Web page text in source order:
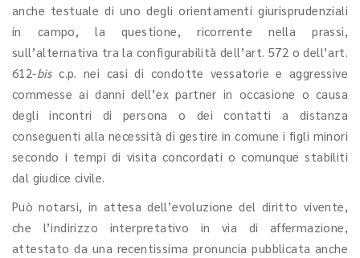
anche testuale di uno degli orientamenti giurisprudenziali
in campo, la questione, ricorrente nella prassi,
sull’alternativa tra la configurabilità dell’art. 572 o dell’art.
612-bisc.p. nei casi di condotte vessatorie e aggressive
commesse ai danni dell’ex partner in occasione o causa
degli incontri di persona o dei contatti a distanza
conseguenti alla necessità di gestire in comune i figli minori
secondo i tempi di visita concordati o comunque stabiliti
dal giudice civile.
Può notarsi, in attesa dell’evoluzione del diritto vivente,
che l’indirizzo interpretativo in via di affermazione,
attestato da una recentissima pronuncia pubblicata anche